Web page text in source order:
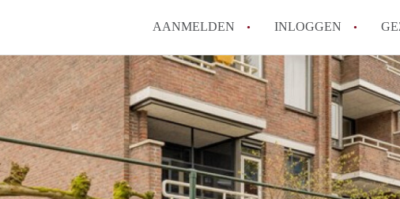
AANMELDEN INLOGGEN
How to
Wat is
Hoeveel
Wat is de
Berekent